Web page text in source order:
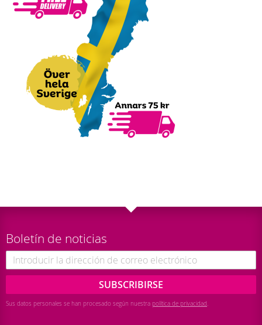
Boletín de noticias
SUBSCRIBIRSE
Sus datos personales se han procesado según nuestra política de privacidad.